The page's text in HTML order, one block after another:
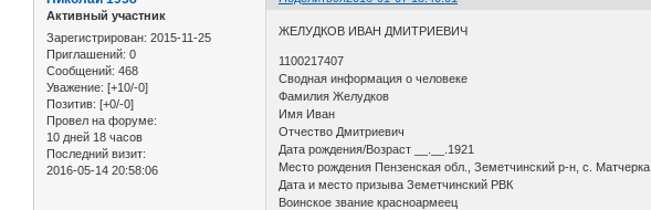
Активный участник
Зарегистрирован: 2015-11-25
Приглашений: 0
Сообщений: 468
Уважение: [+10/-0]
Позитив: [+0/-0]
Провел на форуме:
10 дней 18 часов
Последний визит:
2016-05-14 20:58:06
ЖЕЛУДКОВ ИВАН ДМИТРИЕВИЧ
1100217407
Сводная информация о человеке
Фамилия Желудков
Имя Иван
Отчество Дмитриевич
Дата рождения/Возраст __.__.1921
Место рождения Пензенская обл., Земетчинский р-н, с. Матчерка
Дата и место призыва Земетчинский РВК
Воинское звание красноармеец